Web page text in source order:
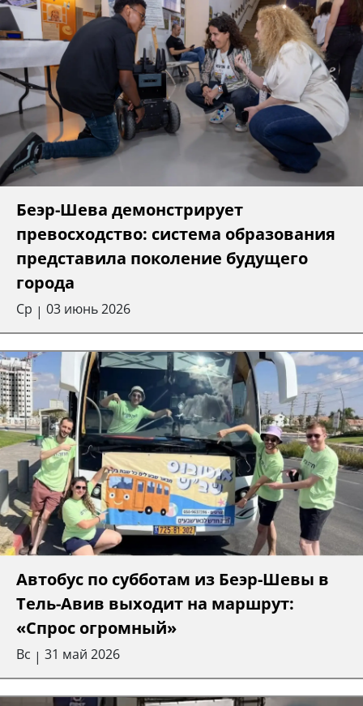
Беэр-Шева демонстрирует
превосходство: система образования
представила поколение будущего
города
Ср | 03 июнь 2026
Автобус по субботам из Беэр-Шевы в
Тель-Авив выходит на маршрут:
«Спрос огромный»
Вс | 31 май 2026